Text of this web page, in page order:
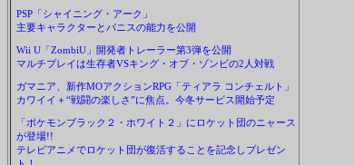
PSP「シャイニング・アーク」
主要キャラクターとパニスの能力を公開
Wii U「ZombiU」開発者トレーラー第3弾を公開
マルチプレイは生存者VSキング・オブ・ゾンビの2人対戦
ガマニア、新作MOアクションRPG「ティアラ コンチェルト」
カワイイ＋“戦闘の楽しさ”に焦点。今冬サービス開始予定
「ポケモンブラック２・ホワイト２」にロケット団のニャース
が登場!!
テレビアニメでロケット団が復活することを記念しプレゼン